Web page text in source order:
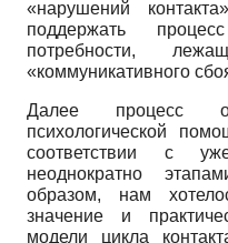
«нарушений
поддержать
потребности,
«коммуникативного
Далее процесс
психологической
соответствии с
неоднократно
образом, нам
значение и
модели цикла